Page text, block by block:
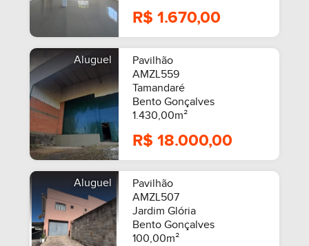
R$ 1.670,00
Aluguel
Pavilhão
AMZL559
Tamandaré
Bento Gonçalves
1.430,00m²
R$ 18.000,00
Aluguel
Pavilhão
AMZL507
Jardim Glória
Bento Gonçalves
100,00m²